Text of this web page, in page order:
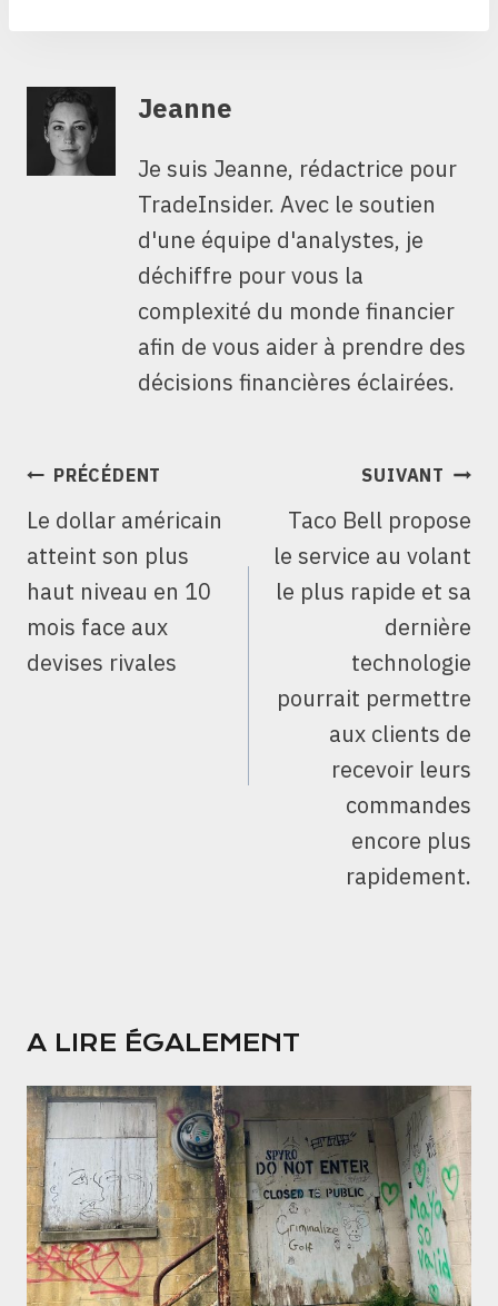
Jeanne
Je suis Jeanne, rédactrice pour
TradeInsider. Avec le soutien
d'une équipe d'analystes, je
déchiffre pour vous la
complexité du monde financier
afin de vous aider à prendre des
décisions financières éclairées.
NAVIGATION
L’ARTICLE
PRÉCÉDENT
Le dollar américain
atteint son plus
haut niveau en 10
mois face aux
devises rivales
SUIVANT
Taco Bell propose
le service au volant
le plus rapide et sa
dernière
technologie
pourrait permettre
aux clients de
recevoir leurs
commandes
encore plus
rapidement.
A LIRE ÉGALEMENT